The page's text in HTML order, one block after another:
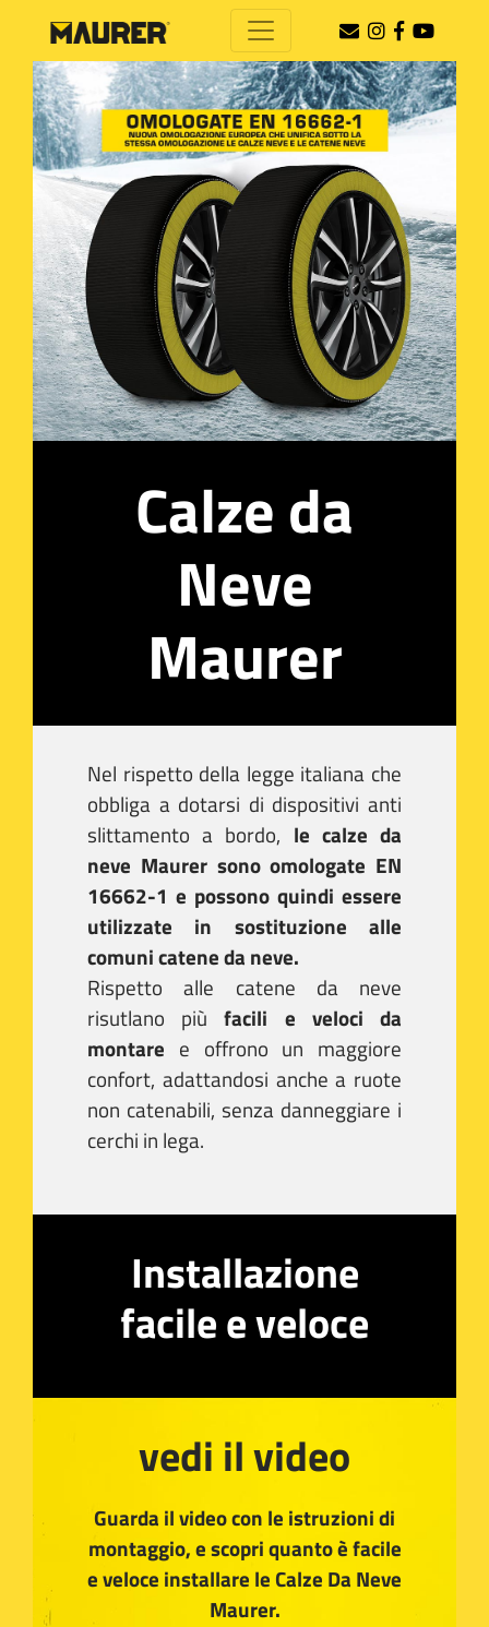
Calze da
Neve
Maurer
Nel rispetto della legge italiana che
obbliga a dotarsi di dispositivi anti
slittamento a bordo, le calze da
neve Maurer sono omologate EN
16662-1 e possono quindi essere
utilizzate in sostituzione alle
comuni catene da neve.
Rispetto alle catene da neve
risutlano piùfacili e veloci da
montare e offrono un maggiore
confort, adattandosi anche a ruote
non catenabili, senza danneggiare i
cerchi in lega.
Installazione
facile e veloce
vedi il video
Guarda il video con le istruzioni di
montaggio, e scopri quanto è facile
e veloce installare le Calze Da Neve
Maurer.